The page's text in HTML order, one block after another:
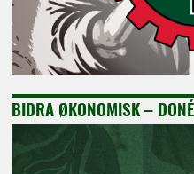
BIDRA ØKONOMISK –